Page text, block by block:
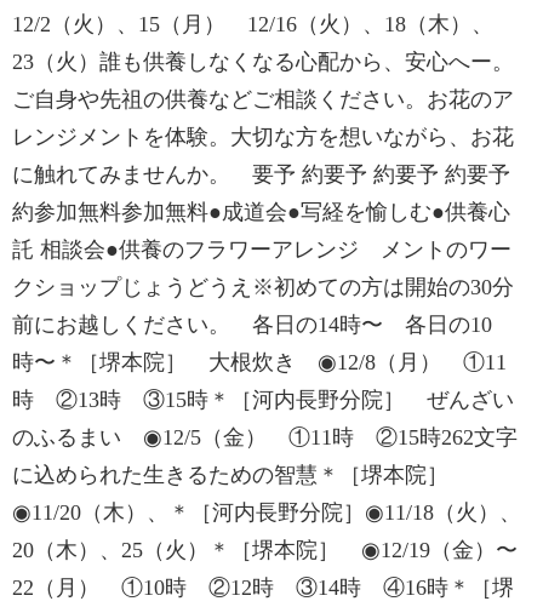
12/2（火）、15（月） 12/16（火）、18（木）、
23（火）誰も供養しなくなる心配から、安心へー。
ご自身や先祖の供養などご相談ください。お花のア
レンジメントを体験。大切な方を想いながら、お花
に触れてみませんか。 要予 約要予 約要予 約要予
約参加無料参加無料●成道会●写経を愉しむ●供養心
託 相談会●供養のフラワーアレンジ メントのワー
クショップじょうどうえ※初めての方は開始の30分
前にお越しください。 各日の14時〜 各日の10
時〜＊［堺本院］ 大根炊き ◉12/8（月） ①11
時 ②13時 ③15時＊［河内長野分院］ ぜんざい
のふるまい ◉12/5（金） ①11時 ②15時262文字
に込められた生きるための智慧＊［堺本院］
◉11/20（木）、＊［河内長野分院］◉11/18（火）、
20（木）、25（火）＊［堺本院］ ◉12/19（金）〜
22（月） ①10時 ②12時 ③14時 ④16時＊［堺